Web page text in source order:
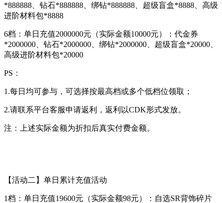
*888888、钻石*888888、绑钻*888888、超级盲盒*8888、高级
进阶材料包*8888
6档：单日充值2000000元（实际金额10000元）：代金券
*2000000、钻石*2000000、绑钻*2000000、超级盲盒*20000、
高级进阶材料包*20000
PS：
1.每日均可参与，可选择按最高档或多个低档位领取；
2.请联系平台客服申请返利，返利以CDK形式发放。
注：上述实际金额为折扣后真实付费金额。
【活动二】单日累计充值活动
1档：单日充值19600元（实际金额98元）：自选SR背饰碎片